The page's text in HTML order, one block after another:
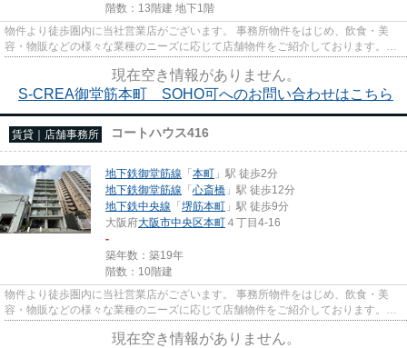
階数：13階建 地下1階
物件より徒歩圏内に当社営業店がございます。 事務所物件をはじめ、飲食・美
容・物販などの様々な業種のニーズに応じて店舗物件をご紹介しております。
尚、弊社ではおとり広告は一切...
現在空き情報がありません。
S-CREA御堂筋本町 SOHO可へのお問い合わせはこちら
賃貸｜店舗事務所 コートハウス416
地下鉄御堂筋線 「本町 」駅 徒歩2分
地下鉄御堂筋線 「心斎橋 」駅 徒歩12分
地下鉄中央線 「堺筋本町 」駅 徒歩9分
大阪府大阪市中央区本町 ４丁目4-16
-
築年数：築19年
階数：10階建
物件より徒歩圏内に当社営業店がございます。 事務所物件をはじめ、飲食・美
容・物販などの様々な業種のニーズに応じて店舗物件をご紹介しております。
尚、弊社ではおとり広告は一切...
現在空き情報がありません。